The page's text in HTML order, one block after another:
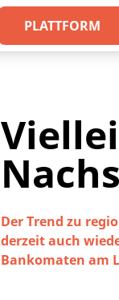
PLATTFORM
Der Trend zu
derzeit auch
Bankomaten am